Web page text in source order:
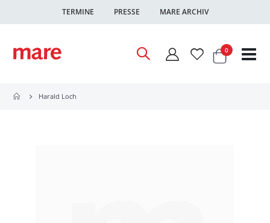
TERMINE PRESSE MARE ARCHIV
Warenkorb
0Artikel
Harald Loch